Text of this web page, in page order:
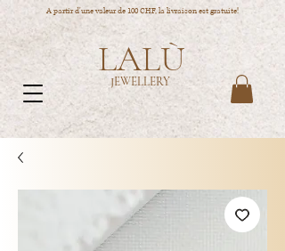
A partir d'une valeur de 100 CHF, la livraison est gratuite!
LALÙ
JEWELLERY